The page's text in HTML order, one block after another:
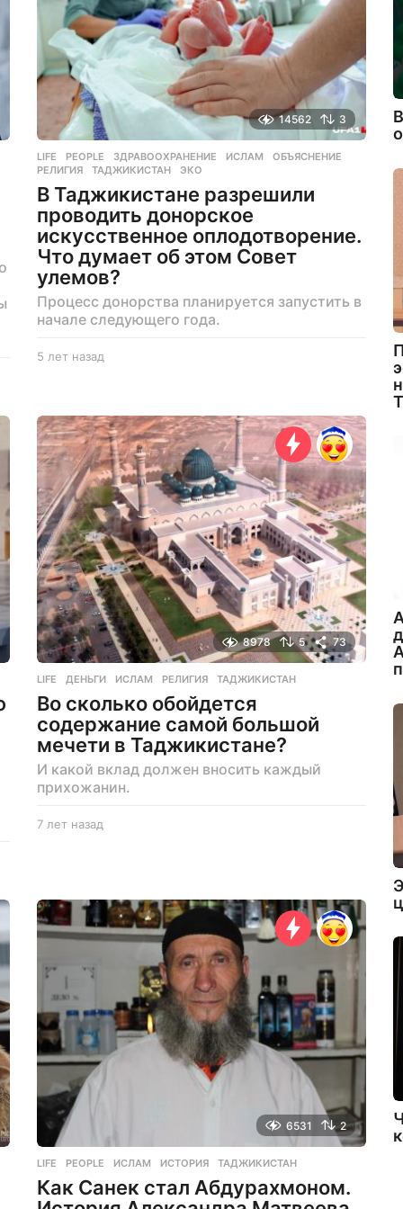
14562 3
LIFE ,PEOPLE ЗДРАВООХРАНЕНИЕ ,ИСЛАМ ,ОБЪЯСНЕНИЕ
РЕЛИГИЯ
,ТАДЖИКИСТАН ,ЭКО
В Таджикистане разрешили
проводить донорское
искусственное оплодотворение.
Что думает об этом Совет
улемов?
Процесс донорства планируется запустить в
начале следующего года.
5 лет назад
н
а
з
а
д
8978 5 73
LIFE ДЕНЬГИ ,ИСЛАМ ,РЕЛИГИЯ ,ТАДЖИКИСТАН
Во сколько обойдется
содержание самой большой
мечети в Таджикистане?
И какой вклад должен вносить каждый
прихожанин.
7 лет назад
а
з
а
6531 2
LIFE ,PEOPLE ИСЛАМ ,ИСТОРИЯ ,ТАДЖИКИСТАН
Как Санек стал Абдурахмоном.